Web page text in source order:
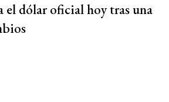
el dólar oficial hoy tras una